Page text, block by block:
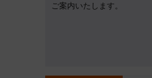
ご案内いたします。